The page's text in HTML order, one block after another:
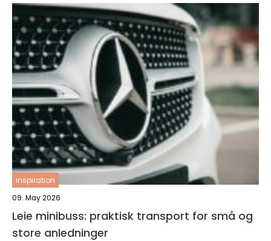
inspiration
09. May 2026
Leie minibuss: praktisk transport for små og
store anledninger